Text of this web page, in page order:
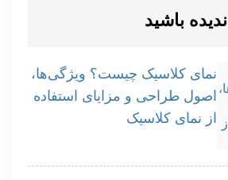
باشید
نمای کلاسیک چیست؟ ویژگی‌ها،
اصول طراحی و مزایای استفاده
از نمای کلاسیک